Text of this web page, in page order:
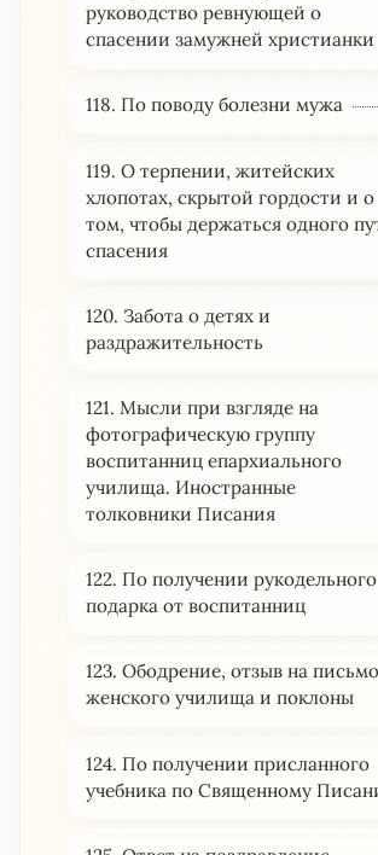
руководство ревнующей о
спасении замужней христианки
118. По поводу болезни мужа
119. О терпении, житейских
хлопотах, скрытой гордости и о
том, чтобы держаться одного
спасения
120. Забота о детях и
раздражительность
121. Мысли при взгляде на
фотографическую группу
воспитанниц епархиального
училища. Иностранные
толковники Писания
122. По получении рукодельного
подарка от воспитанниц
123. Ободрение, отзыв на письмо
женского училища и поклоны
124. По получении присланного
учебника по Священному